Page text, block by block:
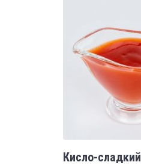
Кисло-сладкий